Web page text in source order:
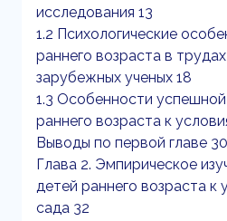
исследования 13
1.2 Психологические
раннего возраста в
зарубежных ученых 18
1.3 Особенности
раннего возраста к
Выводы по первой главе 30
Глава 2. Эмпирическое
детей раннего возраста к
сада 32